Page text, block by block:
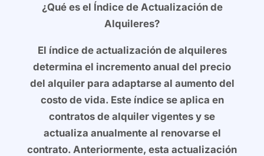
¿Qué es el Índice de Actualización de
Alquileres?
El índice de actualización de alquileres
determina el incremento anual del precio
del alquiler para adaptarse al aumento del
costo de vida. Este índice se aplica en
contratos de alquiler vigentes y se
actualiza anualmente al renovarse el
contrato. Anteriormente, esta actualización